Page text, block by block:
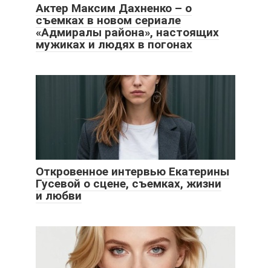
Актер Максим Дахненко – о
съемках в новом сериале
«Адмиралы района», настоящих
мужиках и людях в погонах
Откровенное интервью Екатерины
Гусевой о сцене, съемках, жизни
и любви